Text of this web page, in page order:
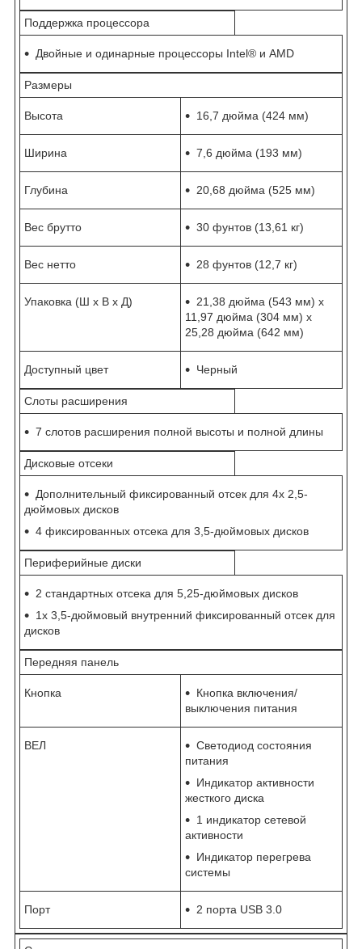
Поддержка процессора
Двойные и одинарные процессоры Intel® и AMD
Размеры
Высота 16,7 дюйма (424 мм)
Ширина 7,6 дюйма (193 мм)
Глубина 20,68 дюйма (525 мм)
Вес брутто 30 фунтов (13,61 кг)
Вес нетто 28 фунтов (12,7 кг)
Упаковка (Ш х В х Д)
21,38 дюйма (543 мм) x
11,97 дюйма (304 мм) x
25,28 дюйма (642 мм)
Доступный цвет Черный
Слоты расширения
7 слотов расширения полной высоты и полной длины
Дисковые отсеки
Дополнительный фиксированный отсек для 4x 2,5-
дюймовых дисков
4 фиксированных отсека для 3,5-дюймовых дисков
Периферийные диски
2 стандартных отсека для 5,25-дюймовых дисков
1x 3,5-дюймовый внутренний фиксированный отсек для
дисков
Передняя панель
Кнопка
Кнопка включения/
выключения питания
ВЕЛ
Светодиод состояния
питания
Индикатор активности
жесткого диска
1 индикатор сетевой
активности
Индикатор перегрева
системы
Порт 2 порта USB 3.0